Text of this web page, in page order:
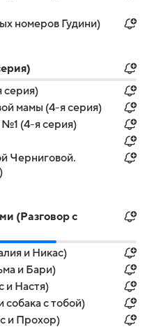
номеров Гудини)
серия)
мамы (4-я серия)
№1 (4-я серия)
Черниговой.
(Разговор с
и Никас)
и Бари)
и Настя)
собака с тобой)
и Прохор)